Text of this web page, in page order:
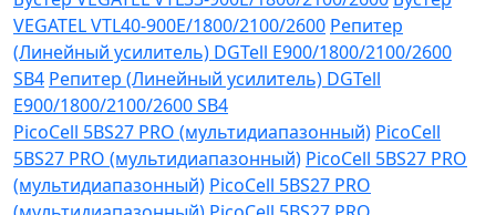
VEGATEL VTL40-900E/1800/2100/2600 Репитер
(Линейный усилитель) DGTell Е900/1800/2100/2600
SB4 Репитер (Линейный усилитель) DGTell
Е900/1800/2100/2600 SB4
PicoCell 5BS27 PRO (мультидиапазонный) PicoCell
5BS27 PRO (мультидиапазонный) PicoCell 5BS27 PRO
(мультидиапазонный) PicoCell 5BS27 PRO